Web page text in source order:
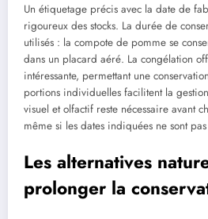
Un étiquetage précis avec la date de
rigoureux des stocks. La durée de
utilisés : la compote de pomme se
dans un placard aéré. La congélation
intéressante, permettant une
portions individuelles facilitent la
visuel et olfactif reste nécessaire avant
même si les dates indiquées ne sont
Les alternatives
prolonger la